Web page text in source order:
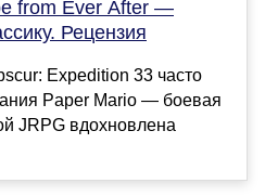
from Ever After —
Рецензия
Expedition 33 часто
Paper Mario — боевая
JRPG вдохновлена